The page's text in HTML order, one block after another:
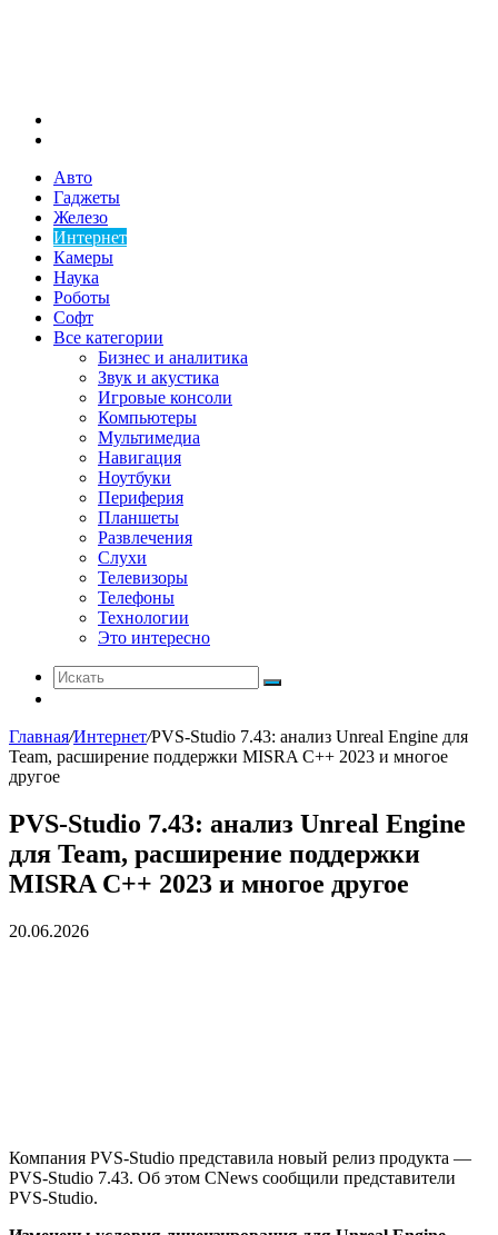
Авто
Гаджеты
Железо
Интернет
Камеры
Наука
Роботы
Софт
Все категории
Бизнес и аналитика
Звук и акустика
Игровые консоли
Компьютеры
Мультимедиа
Навигация
Ноутбуки
Периферия
Планшеты
Развлечения
Слухи
Телевизоры
Телефоны
Технологии
Это интересно
Искать
Главная/Интернет/PVS-Studio 7.43: анализ Unreal Engine для
Team, расширение поддержки MISRA C++ 2023 и многое
другое
PVS-Studio 7.43: анализ Unreal Engine
для Team, расширение поддержки
MISRA C++ 2023 и многое другое
20.06.2026
Компания PVS-Studio представила новый релиз продукта —
PVS-Studio 7.43. Об этом CNews сообщили представители
PVS-Studio.